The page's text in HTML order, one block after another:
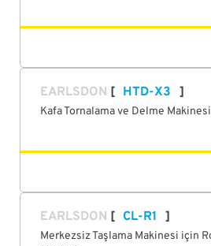
EARLSDON HTD-X3
Kafa Tornalama ve Delme Makinesi
EARLSDON CL-R1
Merkezsiz Taşlama Makinesi için